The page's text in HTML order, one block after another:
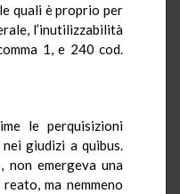
quali è proprio per
l’inutilizzabilità
1, e 240 cod.
le perquisizioni
giudizi a quibus.
non emergeva una
ma nemmeno